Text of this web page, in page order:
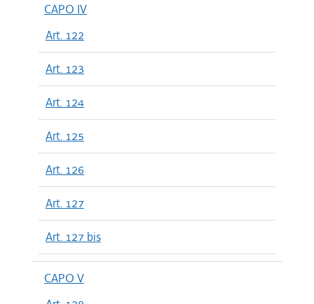
CAPO IV
Art. 122
Art. 123
Art. 124
Art. 125
Art. 126
Art. 127
Art. 127 bis
CAPO V